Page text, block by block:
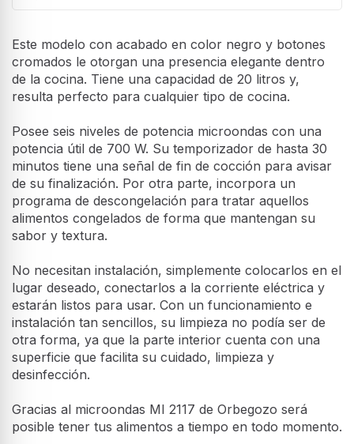
Este modelo con acabado en color negro y botones
cromados le otorgan una presencia elegante dentro
de la cocina. Tiene una capacidad de 20 litros y,
resulta perfecto para cualquier tipo de cocina.
Posee seis niveles de potencia microondas con una
potencia útil de 700 W. Su temporizador de hasta 30
minutos tiene una señal de fin de cocción para avisar
de su finalización. Por otra parte, incorpora un
programa de descongelación para tratar aquellos
alimentos congelados de forma que mantengan su
sabor y textura.
No necesitan instalación, simplemente colocarlos en el
lugar deseado, conectarlos a la corriente eléctrica y
estarán listos para usar. Con un funcionamiento e
instalación tan sencillos, su limpieza no podía ser de
otra forma, ya que la parte interior cuenta con una
superficie que facilita su cuidado, limpieza y
desinfección.
Gracias al microondas MI 2117 de Orbegozo será
posible tener tus alimentos a tiempo en todo momento.